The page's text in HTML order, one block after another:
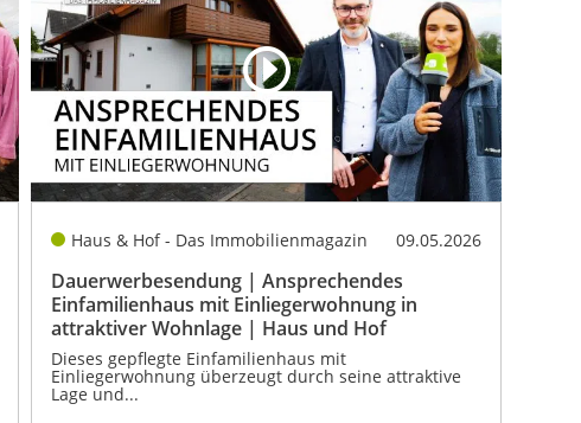
Haus & Hof - Das Immobilienmagazin 09.05.2026
Dauerwerbesendung | Ansprechendes
Einfamilienhaus mit Einliegerwohnung in
attraktiver Wohnlage | Haus und Hof
Dieses gepflegte Einfamilienhaus mit
Einliegerwohnung überzeugt durch seine attraktive
Lage und...